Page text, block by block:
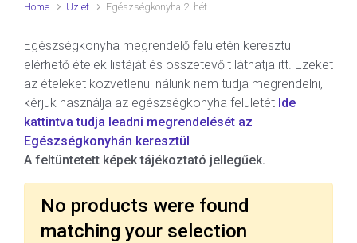
Home Üzlet Egészségkonyha 2. hét
Egészségkonyha megrendelő felületén keresztül
elérhető ételek listáját és összetevőit láthatja itt. Ezeket
az ételeket közvetlenül nálunk nem tudja megrendelni,
kérjük használja az egészségkonyha felületét Ide
kattintva tudja leadni megrendelését az
Egészségkonyhán keresztül
A feltüntetett képek tájékoztató jellegűek.
No products were found
matching your selection